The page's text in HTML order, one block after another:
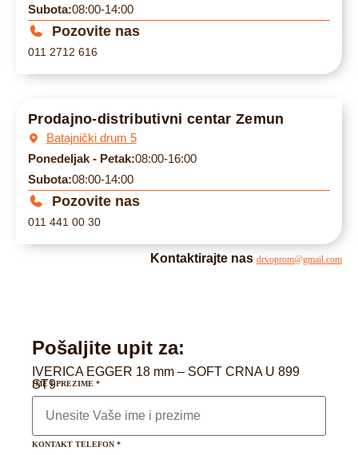
Subota:08:00-14:00
Pozovite nas
011 2712 616
Prodajno-distributivni centar Zemun
Batajnički drum 5
Ponedeljak - Petak:08:00-16:00
Subota:08:00-14:00
Pozovite nas
011 441 00 30
Kontaktirajte nas drvoprom@gmail.com
Pošaljite upit za:
IVERICA EGGER 18 mm – SOFT CRNA U 899
ST9
IME I PREZIME *
KONTAKT TELEFON *